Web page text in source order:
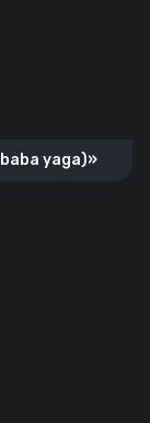
yaga)»